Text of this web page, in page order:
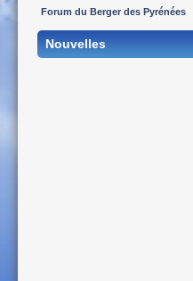
Forum du Berger des Pyrénées
Nouvelles